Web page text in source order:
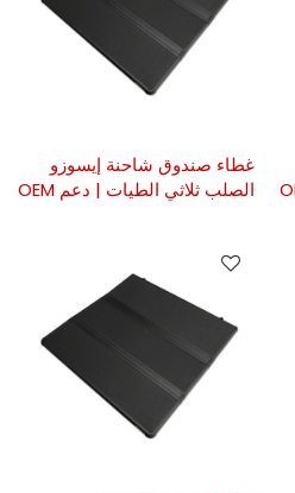
غطاء صندوق شاحنة إيسوزو
الصلب ثلاثي الطيات | دعم OEM